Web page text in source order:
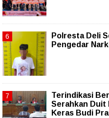
Polresta Deli
Pengedar
Terindikasi
Serahkan Duit
Keras Budi